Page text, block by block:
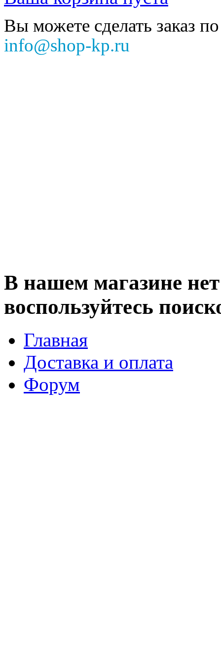
Вы можете сделать заказ
info@shop-kp.ru
В нашем магазине нет
воспользуйтесь
Главная
Доставка и оплата
Форум